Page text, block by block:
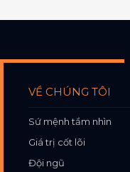
VỀ CHÚNG TÔI
Sứ mệnh tầm nhìn
Giá trị cốt lõi
Đội ngũ